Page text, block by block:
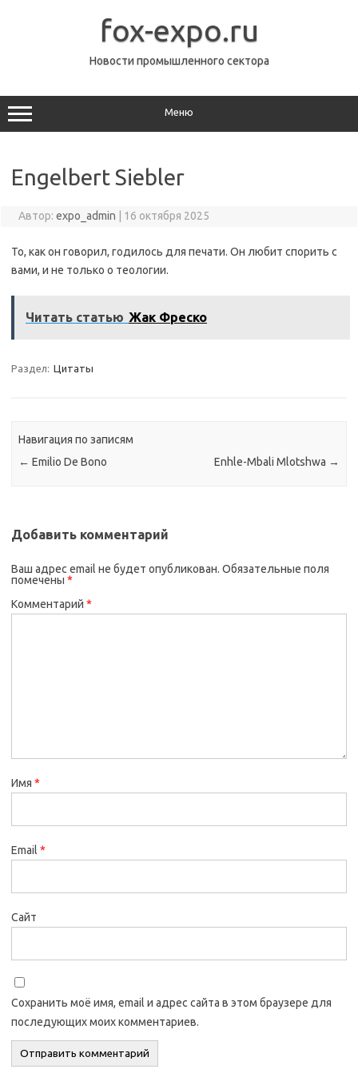
fox-expo.ru
Новости промышленного сектора
Меню
Engelbert Siebler
Автор: expo_admin 16 октября 2025
То, как он говорил, годилось для печати. Он любит спорить с
вами, и не только о теологии.
Читать статью Жак Фреско
Раздел: Цитаты
Навигация по записям
← Emilio De Bono Enhle-Mbali Mlotshwa →
Добавить комментарий
Ваш адрес email не будет опубликован. Обязательные поля
помечены *
Комментарий *
Имя *
Email *
Сайт
Сохранить моё имя, email и адрес сайта в этом браузере для
последующих моих комментариев.